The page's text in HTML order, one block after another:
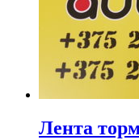
Лента